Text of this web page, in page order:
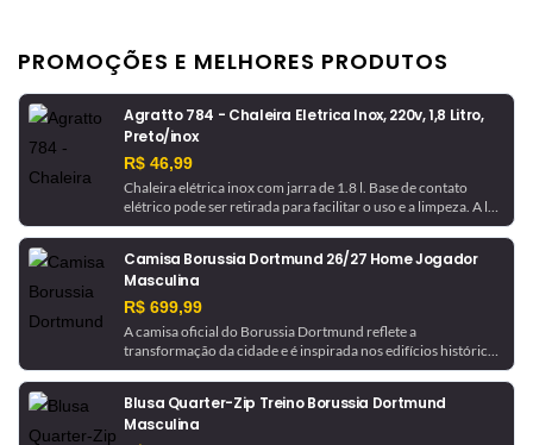
PROMOÇÕES E MELHORES PRODUTOS
Agratto 784 - Chaleira Eletrica Inox, 220v, 1,8 Litro,
Preto/inox
R$ 46,99
Chaleira elétrica inox com jarra de 1.8 l. Base de contato
elétrico pode ser retirada para facilitar o uso e a limpeza. A luz
indicadora avisa quando a chaleira está em funcionamento e
Camisa Borussia Dortmund 26/27 Home Jogador
Masculina
R$ 699,99
A camisa oficial do Borussia Dortmund reflete a
transformação da cidade e é inspirada nos edifícios históricos
que ajudaram a moldá-la. Com tecnologia de gerenciamento
usado pela equipe.
Blusa Quarter-Zip Treino Borussia Dortmund
Masculina